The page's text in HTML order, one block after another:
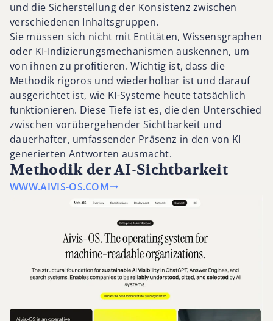
und die Sicherstellung der Konsistenz zwischen
verschiedenen Inhaltsgruppen.
Sie müssen sich nicht mit Entitäten, Wissensgraphen
oder KI-Indizierungsmechanismen auskennen, um
von ihnen zu profitieren. Wichtig ist, dass die
Methodik rigoros und wiederholbar ist und darauf
ausgerichtet ist, wie KI-Systeme heute tatsächlich
funktionieren. Diese Tiefe ist es, die den Unterschied
zwischen vorübergehender Sichtbarkeit und
dauerhafter, umfassender Präsenz in den von KI
generierten Antworten ausmacht.
Methodik der AI-Sichtbarkeit
WWW.AIVIS-OS.COM